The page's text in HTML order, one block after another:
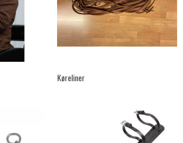
Køreliner